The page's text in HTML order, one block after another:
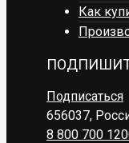
Как
Подписаться
656037,
8 800 700